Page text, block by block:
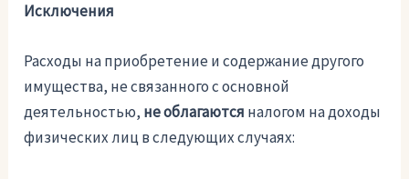
Исключения
Расходы на приобретение и содержание другого
имущества, не связанного с основной
деятельностью, не облагаются налогом на доходы
физических лиц в следующих случаях: